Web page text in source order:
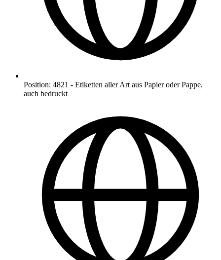
Position: 4821 - Etiketten aller Art aus Papier oder Pappe,
auch bedruckt